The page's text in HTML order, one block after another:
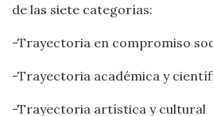
de las siete categorías:
-Trayectoria en compromiso
-Trayectoria académica y
-Trayectoria artística y cultural